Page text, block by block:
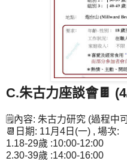
C.朱古力座談會🍫
🗒內容: 朱古力研究 (過程中
📆日期: 11月4日(一) , 場次:
1.18-29歲 :10:00-12:00
2.30-39歲 :14:00-16:00